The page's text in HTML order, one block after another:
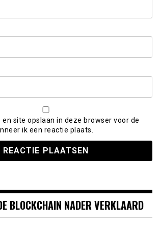
en site opslaan in deze browser voor de
ik een reactie plaats.
BLOCKCHAIN NADER VERKLAARD